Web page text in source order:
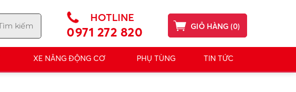
GIỎ HÀNG (0)
HOTLINE
0971 272 820
XE NÂNG ĐỘNG CƠ PHỤ TÙNG TIN TỨC